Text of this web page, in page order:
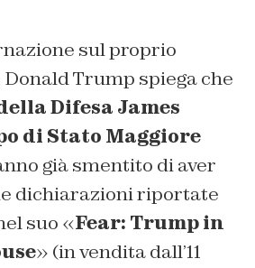
sul proprio
Trump spiega che
Difesa James
di Stato Maggiore
già smentito di aver
dichiarazioni riportate
suo «Fear: Trump in
» (in vendita dall’11